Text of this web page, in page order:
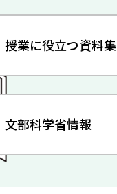
授業に役立つ資料集
文部科学省情報